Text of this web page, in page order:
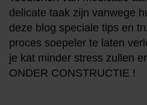
verantwoord naast de normale
delicate taak zijn vanwege
deze blog speciale tips en
proces soepeler te laten
je kat minder stress zullen
ONDER CONSTRUCTIE !